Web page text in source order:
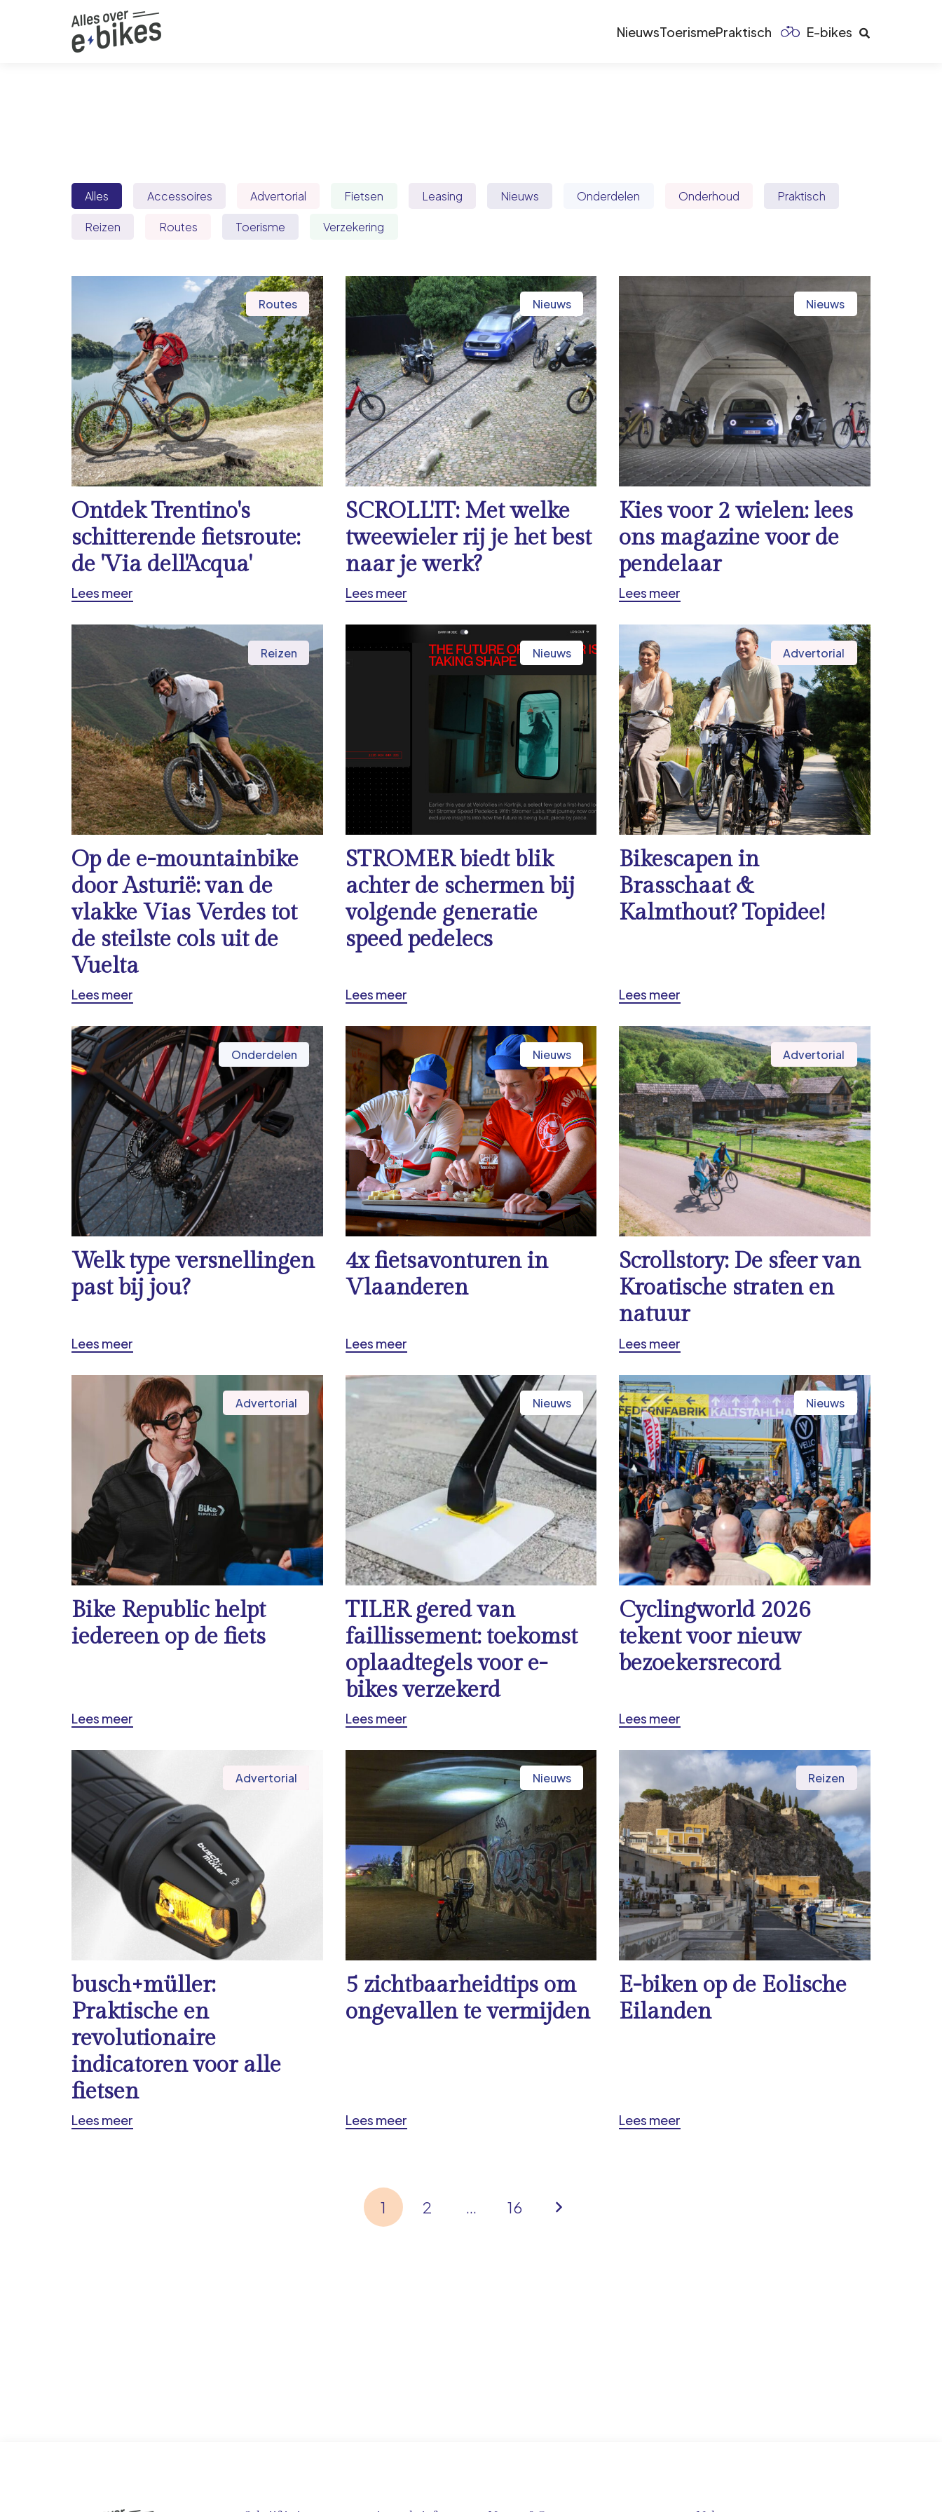
NieuwsToerismePraktisch E-bikes
Alles Accessoires Advertorial Fietsen Leasing Nieuws Onderdelen Onderhoud Praktisch
Reizen Routes Toerisme Verzekering
Routes
Ontdek Trentino's
schitterende fietsroute:
de 'Via dell'Acqua'
Lees meer
Nieuws
SCROLL'IT: Met welke
tweewieler rij je het best
naar je werk?
Lees meer
Nieuws
Kies voor 2 wielen: lees
ons magazine voor de
pendelaar
Lees meer
Reizen
Op de e-mountainbike
door Asturië: van de
vlakke Vias Verdes tot
de steilste cols uit de
Vuelta
Lees meer
Nieuws
STROMER biedt blik
achter de schermen bij
volgende generatie
speed pedelecs
Lees meer
Advertorial
Bikescapen in
Brasschaat &
Kalmthout? Topidee!
Lees meer
Onderdelen
Welk type versnellingen
past bij jou?
Lees meer
Nieuws
4x fietsavonturen in
Vlaanderen
Lees meer
Advertorial
Scrollstory: De sfeer van
Kroatische straten en
natuur
Lees meer
Advertorial
Bike Republic helpt
iedereen op de fiets
Lees meer
Nieuws
TILER gered van
faillissement: toekomst
oplaadtegels voor e-
bikes verzekerd
Lees meer
Nieuws
Cyclingworld 2026
tekent voor nieuw
bezoekersrecord
Lees meer
Advertorial
busch+müller:
Praktische en
revolutionaire
indicatoren voor alle
fietsen
Lees meer
Nieuws
5 zichtbaarheidtips om
ongevallen te vermijden
Lees meer
Reizen
E-biken op de Eolische
Eilanden
Lees meer
1 2 … 16